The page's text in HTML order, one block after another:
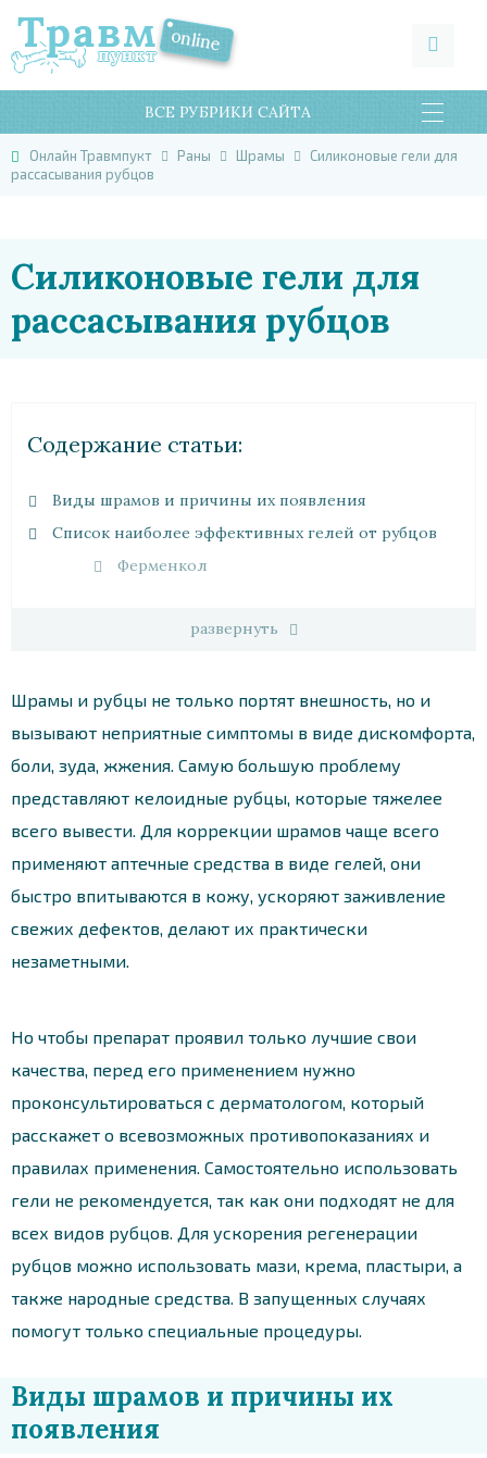
ВСЕ РУБРИКИ САЙТА
Онлайн Травмпукт Раны Шрамы
Силиконовые гели для
рассасывания рубцов
Силиконовые гели для
рассасывания рубцов
Cодержание статьи:
Виды шрамов и причины их появления
Список наиболее эффективных гелей от рубцов
Ферменкол
развернуть
Шрамы и рубцы не только портят внешность, но и
вызывают неприятные симптомы в виде дискомфорта,
боли, зуда, жжения. Самую большую проблему
представляют келоидные рубцы, которые тяжелее
всего вывести. Для коррекции шрамов чаще всего
применяют аптечные средства в виде гелей, они
быстро впитываются в кожу, ускоряют заживление
свежих дефектов, делают их практически
незаметными.
Но чтобы препарат проявил только лучшие свои
качества, перед его применением нужно
проконсультироваться с дерматологом, который
расскажет о всевозможных противопоказаниях и
правилах применения. Самостоятельно использовать
гели не рекомендуется, так как они подходят не для
всех видов рубцов. Для ускорения регенерации
рубцов можно использовать мази, крема, пластыри, а
также народные средства. В запущенных случаях
помогут только специальные процедуры.
Виды шрамов и причины их
появления